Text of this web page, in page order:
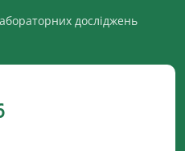
досліджень